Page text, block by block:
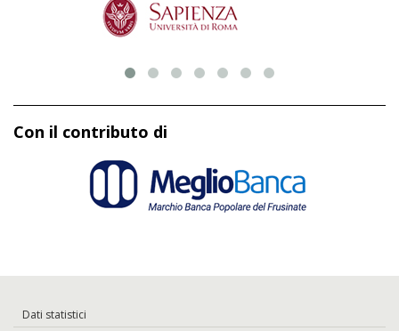
Con il contributo di
Dati statistici